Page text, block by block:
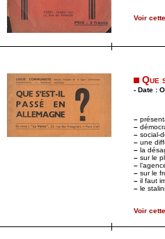
Voir
Que
- Date :
–
–
– social-
– une
– la
– sur le
–
– sur le
– il faut
– le
Voir